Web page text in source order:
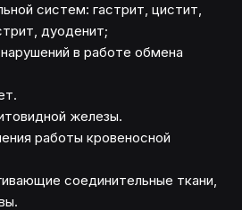
систем: гастрит, цистит,
дуоденит;
в работе обмена
железы.
работы кровеносной
соединительные ткани,